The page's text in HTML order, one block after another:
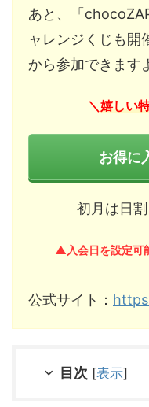
あと、「
ャレンジくじも開
から参加できます
＼嬉しい
お得に
初月は日
▲入会日を設定可
公式サイト：
目次 [表示]